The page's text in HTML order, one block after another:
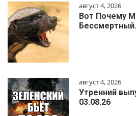
август 4, 2026
Вот Почему
август 4, 2026
Утренний
03.08.26